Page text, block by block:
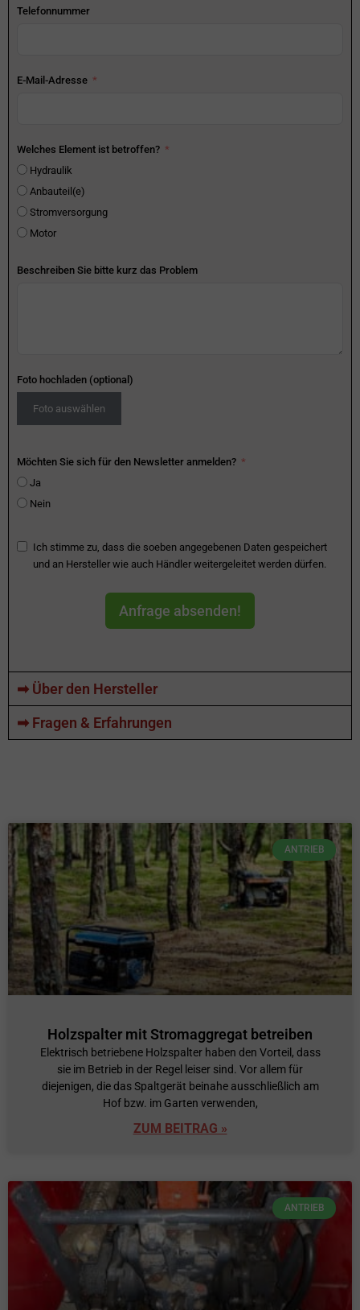
Telefonnummer
E-Mail-Adresse
Welches Element ist betroffen?
Hydraulik
Anbauteil(e)
Stromversorgung
Motor
Beschreiben Sie bitte kurz das Problem
Foto hochladen (optional)
Foto auswählen
Möchten Sie sich für den Newsletter anmelden?
Ja
Nein
Ich stimme zu, dass die soeben angegebenen Daten gespeichert
und an Hersteller wie auch Händler weitergeleitet werden dürfen.
Anfrage absenden!
➡ Über den Hersteller
➡ Fragen & Erfahrungen
ANTRIEB
Holzspalter mit Stromaggregat betreiben
Elektrisch betriebene Holzspalter haben den Vorteil, dass
sie im Betrieb in der Regel leiser sind. Vor allem für
diejenigen, die das Spaltgerät beinahe ausschließlich am
Hof bzw. im Garten verwenden,
ZUM BEITRAG »
ANTRIEB